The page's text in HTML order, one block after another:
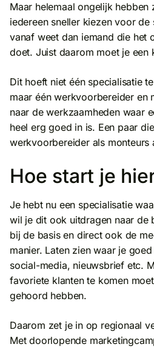
Maar helemaal ongelijk hebben
iedereen sneller kiezen voor de
vanaf weet dan iemand die het
doet. Juist daarom moet je een
Dit hoeft niet één specialisatie
maar één werkvoorbereider en
naar de werkzaamheden waar
heel erg goed in is. Een paar
werkvoorbereider als monteurs
Hoe start je
Je hebt nu een specialisatie
wil je dit ook uitdragen naar de
bij de basis en direct ook de
manier. Laten zien waar je
social-media, nieuwsbrief etc.
favoriete klanten te komen
gehoord hebben.
Daarom zet je in op regionaal
Met doorlopende